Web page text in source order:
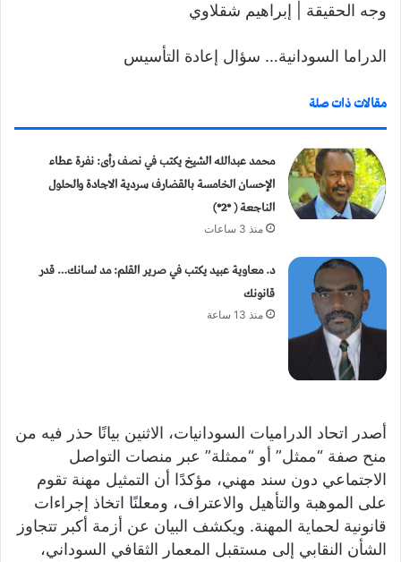
وجه الحقيقة | إبراهيم شقلاوي
الدراما السودانية… سؤال إعادة التأسيس
مقالات ذات صلة
محمد عبدالله الشيخ يكتب في نصف رأى: نفرة عطاء
الإحسان الخامسة بالقضارف سردية الاجادة والحلول
الناجعة ( *2*)
منذ 3 ساعات
د. معاوية عبيد يكتب في صرير القلم: مد لسانك… قدر
قانونك
منذ 13 ساعة
أصدر اتحاد الدراميات السودانيات، الاثنين بيانًا حذر فيه من
منح صفة “ممثل” أو “ممثلة” عبر منصات التواصل
الاجتماعي دون سند مهني، مؤكدًا أن التمثيل مهنة تقوم
على الموهبة والتأهيل والاعتراف، ومعلنًا اتخاذ إجراءات
قانونية لحماية المهنة. ويكشف البيان عن أزمة أكبر تتجاوز
الشأن النقابي إلى مستقبل المعمار الثقافي السوداني،